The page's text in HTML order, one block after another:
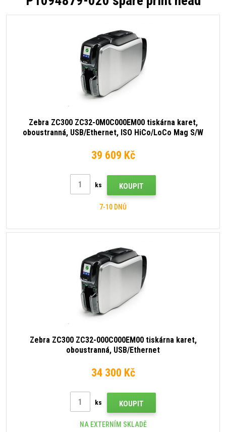
Zebra ZC300 ZC32-0M0C000EM00 tiskárna karet,
oboustranná, USB/Ethernet, ISO HiCo/LoCo Mag S/W
39 609 Kč
ks KOUPIT
7-10 DNŮ
Zebra ZC300 ZC32-000C000EM00 tiskárna karet,
oboustranná, USB/Ethernet
34 300 Kč
ks KOUPIT
NA EXTERNÍM SKLADĚ